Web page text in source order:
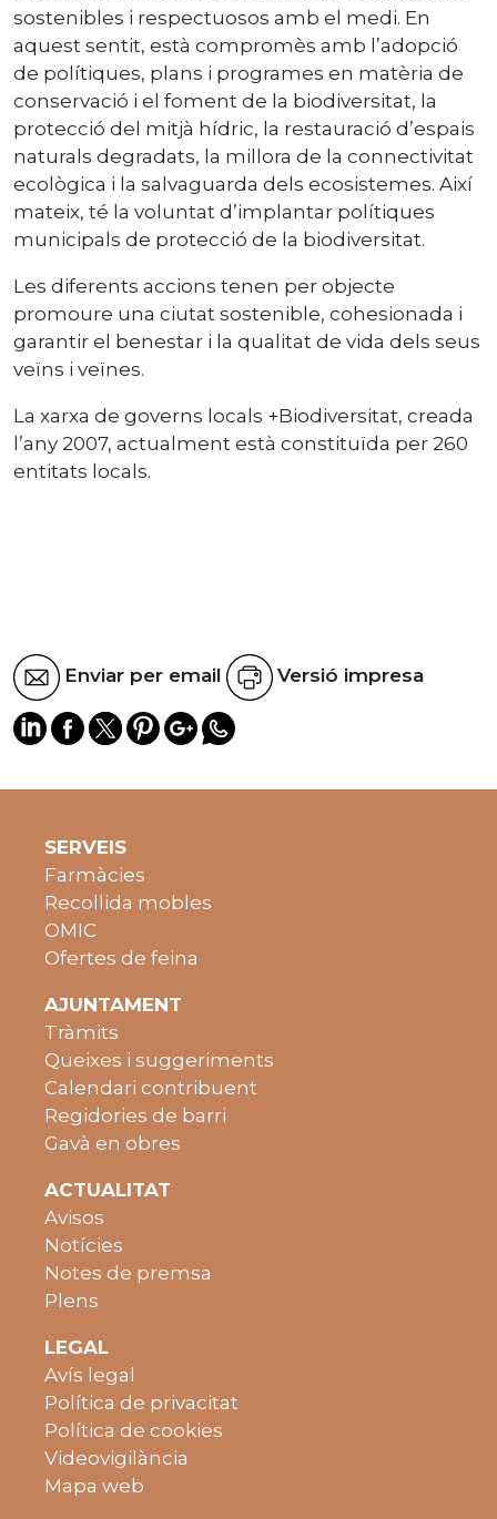
sostenibles i respectuosos amb el medi. En
aquest sentit, està compromès amb l’adopció
de polítiques, plans i programes en matèria de
conservació i el foment de la biodiversitat, la
protecció del mitjà hídric, la restauració d’espais
naturals degradats, la millora de la connectivitat
ecològica i la salvaguarda dels ecosistemes. Així
mateix, té la voluntat d’implantar polítiques
municipals de protecció de la biodiversitat.
Les diferents accions tenen per objecte
promoure una ciutat sostenible, cohesionada i
garantir el benestar i la qualitat de vida dels seus
veïns i veïnes.
La xarxa de governs locals +Biodiversitat, creada
l’any 2007, actualment està constituïda per 260
entitats locals.
Enviar per email Versió impresa
SERVEIS
Farmàcies
Recollida mobles
OMIC
Ofertes de feina
AJUNTAMENT
Tràmits
Queixes i suggeriments
Calendari contribuent
Regidories de barri
Gavà en obres
ACTUALITAT
Avisos
Notícies
Notes de premsa
Plens
LEGAL
Avís legal
Política de privacitat
Política de cookies
Videovigilància
Mapa web